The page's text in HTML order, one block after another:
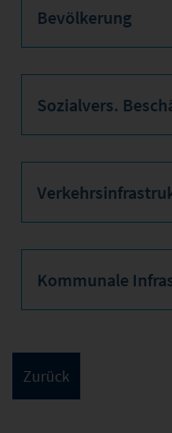
Bevölkerung
Sozialvers.
Kommunale